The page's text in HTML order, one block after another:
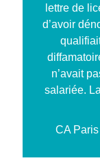
lettre de
d’avoir
n’avait
salariée.
CA